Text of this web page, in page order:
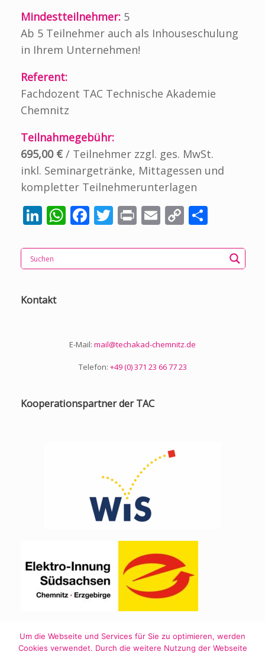
Mindestteilnehmer: 5
Ab 5 Teilnehmer auch als Inhouseschulung
in Ihrem Unternehmen!
Referent:
Fachdozent TAC Technische Akademie
Chemnitz
Teilnahmegebühr:
695,00 € / Teilnehmer zzgl. ges. MwSt.
inkl. Seminargetränke, Mittagessen und
kompletter Teilnehmerunterlagen
Li
k
e
dI
n
W
at
s
F
e
b
T
itt
er
Pr
t
E
ai
l
C
p
y
le
n
Kontakt
E-Mail: mail@techakad-chemnitz.de
Telefon: +49 (0) 371 23 66 77 23
Kooperationspartner der TAC
Um die Webseite und Services für Sie zu optimieren, werden
Cookies verwendet. Durch die weitere Nutzung der Webseite